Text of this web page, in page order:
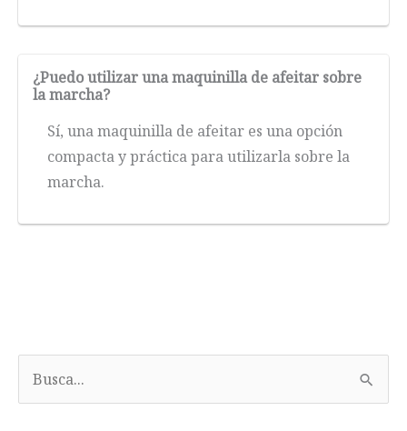
¿Puedo utilizar una maquinilla de afeitar sobre
la marcha?
Sí, una maquinilla de afeitar es una opción
compacta y práctica para utilizarla sobre la
marcha.